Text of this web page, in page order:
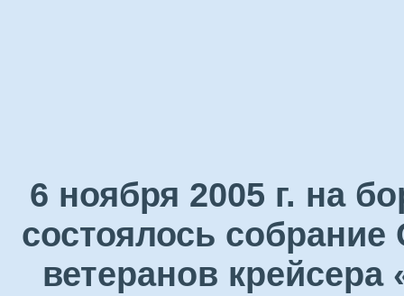
6 ноября 2005 г. на
состоялось собрание
ветеранов